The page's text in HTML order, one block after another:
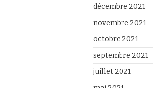
décembre 2021
novembre 2021
octobre 2021
septembre 2021
juillet 2021